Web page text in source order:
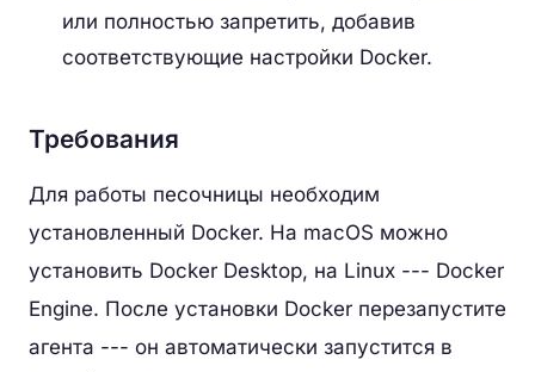
или полностью запретить, добавив
соответствующие настройки Docker.
Требования
Для работы песочницы необходим
установленный Docker. На macOS можно
установить Docker Desktop, на Linux --- Docker
Engine. После установки Docker перезапустите
агента --- он автоматически запустится в